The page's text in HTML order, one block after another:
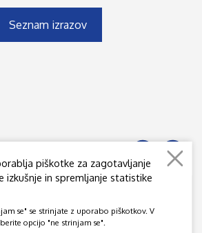
Seznam izrazov
JEDRSKIH STROKOVNJAKOV SLOVENIJE
piškotke za zagotavljanje
izkušnje in spremljanje statistike
se" se strinjate z uporabo piškotkov. V
opcijo "ne strinjam se".